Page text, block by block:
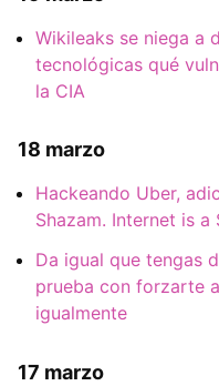
Wikileaks se niega a
tecnológicas qué
la CIA
18 marzo
Hackeando Uber,
Shazam. Internet is
Da igual que tengas
prueba con forzarte
igualmente
17 marzo